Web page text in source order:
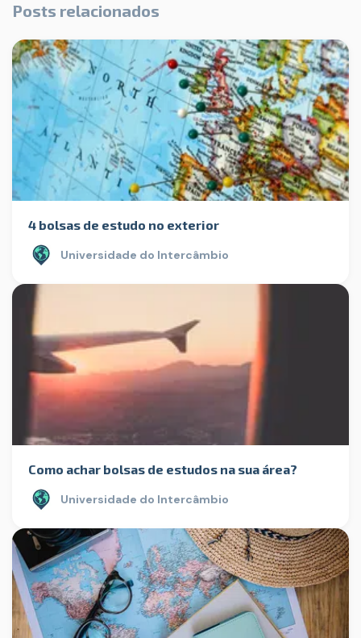
Posts relacionados
4 bolsas de estudo no exterior
Universidade do Intercâmbio
Como achar bolsas de estudos na sua área?
Universidade do Intercâmbio